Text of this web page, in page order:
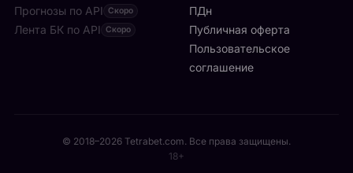
Прогнозы по API Скоро
Лента БК по API Скоро
ПДн
Публичная оферта
Пользовательское
соглашение
© 2018–2026 Tetrabet.com. Все права защищены.
18+